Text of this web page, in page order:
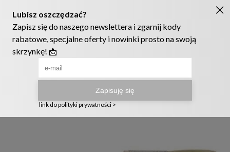
Ruszyła nowa szata graficzna naszego sklepu! ❤️
222905958 sklep@telmak.pl
Farby i tynki Narzędzia malarskie Pędzle malarskie